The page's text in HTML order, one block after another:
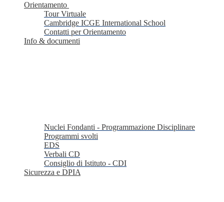
Orientamento
Tour Virtuale
Cambridge ICGE International School
Contatti per Orientamento
Info & documenti
Nuclei Fondanti - Programmazione Disciplinare
Programmi svolti
EDS
Verbali CD
Consiglio di Istituto - CDI
Sicurezza e DPIA